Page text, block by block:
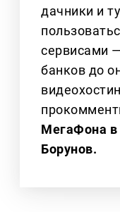
дачники и
сервисами
банков до
МегаФона в
Борунов.